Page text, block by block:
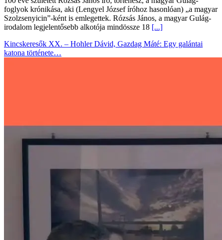
foglyok krónikása, aki (Lengyel József íróhoz hasonlóan) „a magyar
Szolzsenyicin”-ként is emlegettek. Rózsás János, a magyar Gulág-
irodalom legjelentősebb alkotója mindössze 18 [...]
Kincskeresők XX. – Hohler Dávid, Gazdag Máté: Egy galántai
katona története…